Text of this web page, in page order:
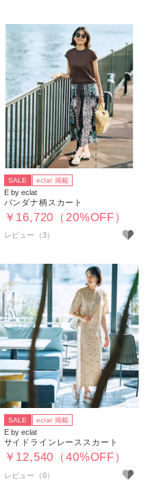
SALE eclat 掲載
E by eclat
バンダナ柄スカート
￥16,720（20%OFF）
レビュー（3）
SALE eclat 掲載
E by eclat
サイドラインレーススカート
￥12,540（40%OFF）